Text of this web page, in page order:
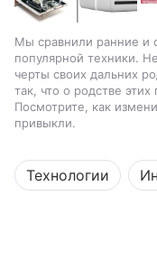
Мы сравнили ранние и
популярной техники.
черты своих дальних
так, что о родстве
Посмотрите, как
привыкли.
Технологии